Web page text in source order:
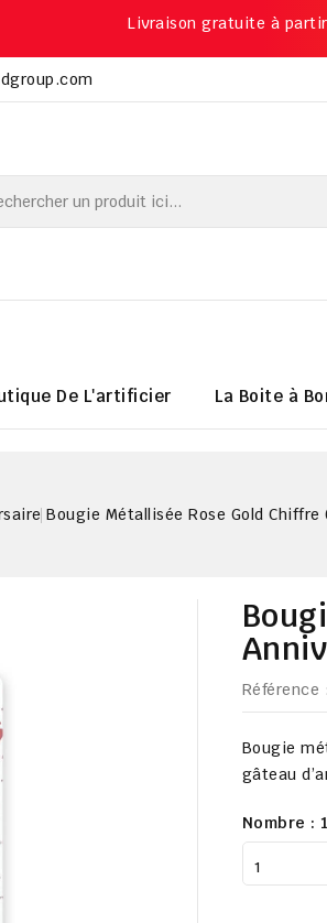
Livraison gratuite à
De L'artificier La Boite à
Bougie Métallisée Rose Gold
Référence
Bougie
gâteau
Nombre : 1